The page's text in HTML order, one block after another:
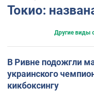
Токио:
Другие виды
В Ривне подожгли
украинского
кикбоксингу